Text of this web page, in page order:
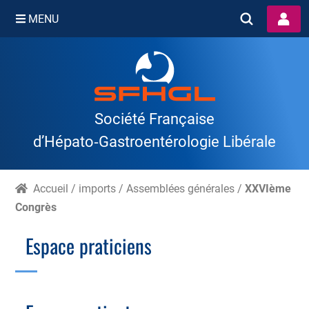
Skip
MENU
Société Française
d’Hépato‑Gastroentérologie Libérale
Accueil / imports /Assemblées générales /XXVIème
Congrès
Espace praticiens